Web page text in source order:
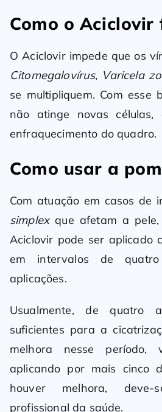
Como o Aciclovir
O Aciclovir impede que os
Citomegalovírus, Varicela
se multipliquem. Com esse
não atinge novas células,
enfraquecimento do quadro.
Como usar a
Com atuação em casos de
simplexque afetam a
Aciclovir pode ser aplicado
em intervalos de
aplicações.
Usualmente, de quatro
suficientes para a
melhora nesse período,
aplicando por mais cinco
houver melhora,
profissional da saúde.